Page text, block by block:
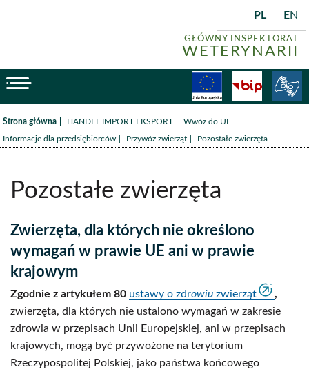
GŁÓWNY INSPEKTORAT
WETERYNARII
PL EN
BiP
Strona główna /HANDEL IMPORT EKSPORT /Wwóz do UE
Informacje dla przedsiębiorców /Przywóz zwierząt /Pozostałe zwierzęta
Pozostałe zwierzęta
Zwierzęta, dla których nie określono
wymagań w prawie UE ani w prawie
krajowym
Zgodnie z artykułem 80 ustawy o zdrowiu zwierząt
,
zwierzęta, dla których nie ustalono wymagań w zakresie
zdrowia w przepisach Unii Europejskiej, ani w przepisach
krajowych, mogą być przywożone na terytorium
Rzeczypospolitej Polskiej, jako państwa końcowego